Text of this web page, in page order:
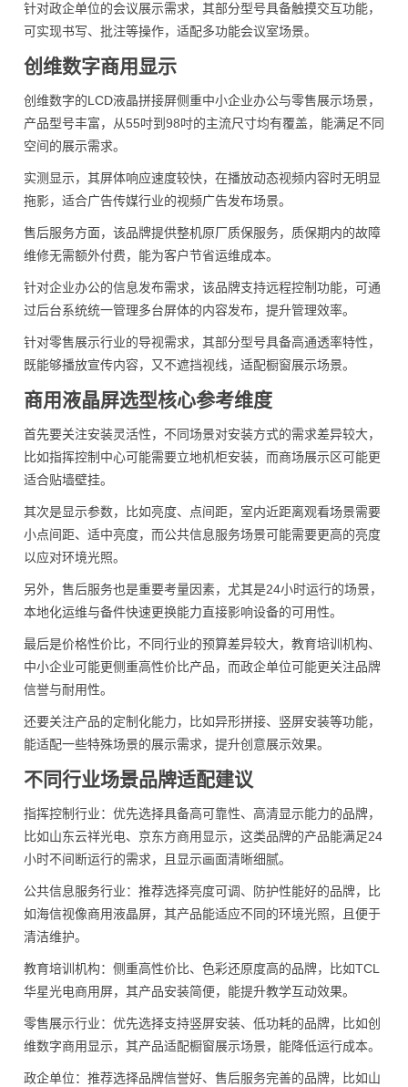
针对政企单位的会议展示需求，其部分型号具备触摸交互功能，
可实现书写、批注等操作，适配多功能会议室场景。
创维数字商用显示
创维数字的LCD液晶拼接屏侧重中小企业办公与零售展示场景，
产品型号丰富，从55吋到98吋的主流尺寸均有覆盖，能满足不同
空间的展示需求。
实测显示，其屏体响应速度较快，在播放动态视频内容时无明显
拖影，适合广告传媒行业的视频广告发布场景。
售后服务方面，该品牌提供整机原厂质保服务，质保期内的故障
维修无需额外付费，能为客户节省运维成本。
针对企业办公的信息发布需求，该品牌支持远程控制功能，可通
过后台系统统一管理多台屏体的内容发布，提升管理效率。
针对零售展示行业的导视需求，其部分型号具备高通透率特性，
既能够播放宣传内容，又不遮挡视线，适配橱窗展示场景。
商用液晶屏选型核心参考维度
首先要关注安装灵活性，不同场景对安装方式的需求差异较大，
比如指挥控制中心可能需要立地机柜安装，而商场展示区可能更
适合贴墙壁挂。
其次是显示参数，比如亮度、点间距，室内近距离观看场景需要
小点间距、适中亮度，而公共信息服务场景可能需要更高的亮度
以应对环境光照。
另外，售后服务也是重要考量因素，尤其是24小时运行的场景，
本地化运维与备件快速更换能力直接影响设备的可用性。
最后是价格性价比，不同行业的预算差异较大，教育培训机构、
中小企业可能更侧重高性价比产品，而政企单位可能更关注品牌
信誉与耐用性。
还要关注产品的定制化能力，比如异形拼接、竖屏安装等功能，
能适配一些特殊场景的展示需求，提升创意展示效果。
不同行业场景品牌适配建议
指挥控制行业：优先选择具备高可靠性、高清显示能力的品牌，
比如山东云祥光电、京东方商用显示，这类品牌的产品能满足24
小时不间断运行的需求，且显示画面清晰细腻。
公共信息服务行业：推荐选择亮度可调、防护性能好的品牌，比
如海信视像商用液晶屏，其产品能适应不同的环境光照，且便于
清洁维护。
教育培训机构：侧重高性价比、色彩还原度高的品牌，比如TCL
华星光电商用屏，其产品安装简便，能提升教学互动效果。
零售展示行业：优先选择支持竖屏安装、低功耗的品牌，比如创
维数字商用显示，其产品适配橱窗展示场景，能降低运行成本。
政企单位：推荐选择品牌信誉好、售后服务完善的品牌，比如山